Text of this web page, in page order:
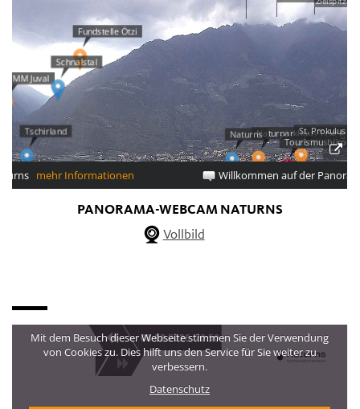
PANORAMA-WEBCAM NATURNS
Vollbild